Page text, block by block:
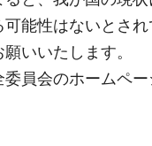
能性はないとされ
いいたします。
員会のホームペー